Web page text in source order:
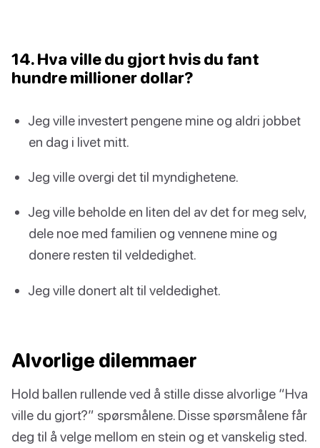
14. Hva ville du gjort hvis du fant
hundre millioner dollar?
Jeg ville investert pengene mine og aldri jobbet
en dag i livet mitt.
Jeg ville overgi det til myndighetene.
Jeg ville beholde en liten del av det for meg selv,
dele noe med familien og vennene mine og
donere resten til veldedighet.
Jeg ville donert alt til veldedighet.
Alvorlige dilemmaer
Hold ballen rullende ved å stille disse alvorlige “Hva
ville du gjort?” spørsmålene. Disse spørsmålene får
deg til å velge mellom en stein og et vanskelig sted.